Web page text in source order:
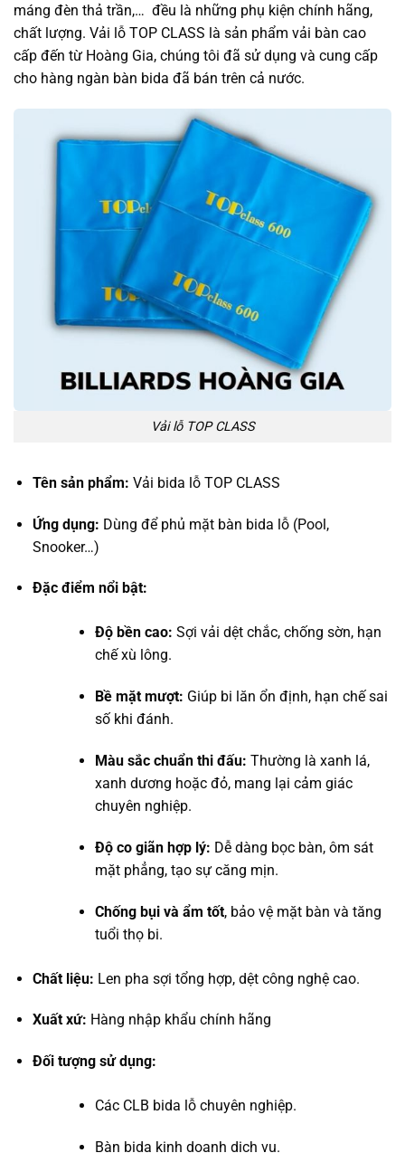
máng đèn thả trần,… đều là những phụ kiện chính hãng,
chất lượng. Vải lỗ TOP CLASS là sản phẩm vải bàn cao
cấp đến từ Hoàng Gia, chúng tôi đã sử dụng và cung cấp
cho hàng ngàn bàn bida đã bán trên cả nước.
Vải lỗ TOP CLASS
Tên sản phẩm: Vải bida lỗ TOP CLASS
Ứng dụng: Dùng để phủ mặt bàn bida lỗ (Pool,
Snooker…)
Đặc điểm nổi bật:
Độ bền cao: Sợi vải dệt chắc, chống sờn, hạn
chế xù lông.
Bề mặt mượt: Giúp bi lăn ổn định, hạn chế sai
số khi đánh.
Màu sắc chuẩn thi đấu: Thường là xanh lá,
xanh dương hoặc đỏ, mang lại cảm giác
chuyên nghiệp.
Độ co giãn hợp lý: Dễ dàng bọc bàn, ôm sát
mặt phẳng, tạo sự căng mịn.
Chống bụi và ẩm tốt, bảo vệ mặt bàn và tăng
tuổi thọ bi.
Chất liệu: Len pha sợi tổng hợp, dệt công nghệ cao.
Xuất xứ: Hàng nhập khẩu chính hãng
Đối tượng sử dụng:
Các CLB bida lỗ chuyên nghiệp.
Bàn bida kinh doanh dịch vụ.